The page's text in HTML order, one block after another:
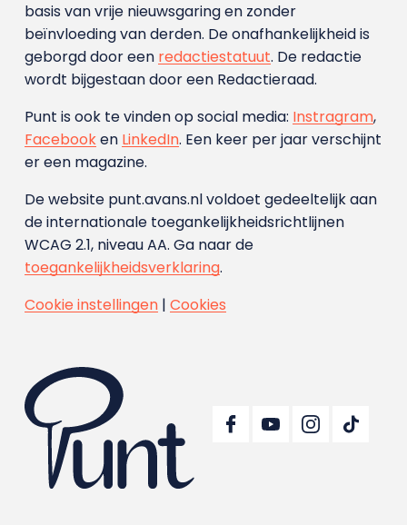
basis van vrije nieuwsgaring en zonder
beïnvloeding van derden. De onafhankelijkheid is
geborgd door een redactiestatuut. De redactie
wordt bijgestaan door een Redactieraad.
Punt is ook te vinden op social media: Instragram,
Facebooken LinkedIn. Een keer per jaar verschijnt
er een magazine.
De website punt.avans.nl voldoet gedeeltelijk aan
de internationale toegankelijkheidsrichtlijnen
WCAG 2.1, niveau AA. Ga naar de
toegankelijkheidsverklaring.
Cookie instellingen| Cookies